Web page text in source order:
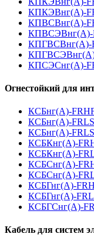
КПКЭВнг(А)-
КПВСВнг(А)-
КПВСЭВнг(А)-
КПГВСВнг(А)-
КПСЭСнг(А)-
Огнестойкий для
КСБнг(А)-
КСБнг(А)-FRLS
КСБнг(А)-
КСБКнг(А)-
КСБКнг(А)-
КСБСнг(А)-
КСБСнг(А)-
КСБГнг(А)-
КСБГнг(А)-
КСБГСнг(А)-
Кабель для систем